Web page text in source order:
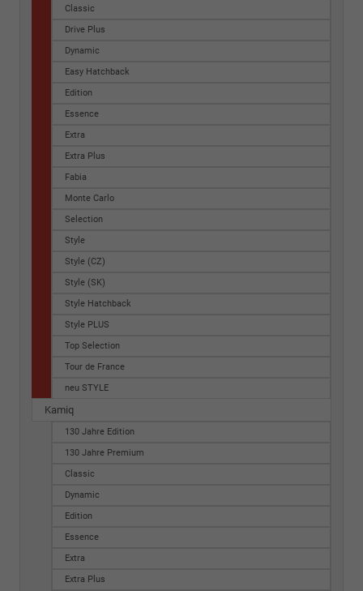
Classic
Drive Plus
Dynamic
Easy Hatchback
Edition
Essence
Extra
Extra Plus
Fabia
Monte Carlo
Selection
Style
Style (CZ)
Style (SK)
Style Hatchback
Style PLUS
Top Selection
Tour de France
neu STYLE
Kamiq
130 Jahre Edition
130 Jahre Premium
Classic
Dynamic
Edition
Essence
Extra
Extra Plus